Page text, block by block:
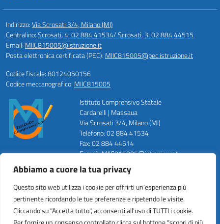
Abbiamo a cuore la tua privacy
Questo sito web utilizza i cookie per offrirti un’esperienza più
pertinente ricordando le tue preferenze e ripetendo le visite.
Cliccando su "Accetta tutto", acconsenti all'uso di TUTTI i cookie.
Indirizzo:Via Scrosati 3/4, Milano (MI)
Centralino:Scrosati, 4: 02 884 41534/ Scrosati, 3: 02 884 44515
Email: MIIC815005@istruzione.it
Posta elettronica certificata (PEC): MIIC815005@pec.istruzione.it
Codice fiscale: 80124050156
Codice meccanografico: MIIC815005
Istituto Comprensivo Statale
Cardarelli | Massaua
Via Scrosati 3/4, Milano (MI)
Telefono: 02 884 41534
Fax: 02 884 44514
E-mail: MIIC815005@istruzione.it
PEC: MIIC815005@pec.istruzione.it
Codice Meccanografico: MIIC815005
Codice Fiscale: 80124050156
Codice Univoco ufficio: UFZWMT